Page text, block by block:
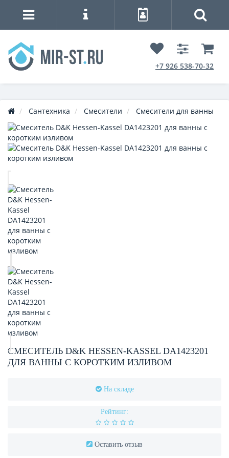
+7 926 538-70-32
Сантехника Смесители Смесители для ванны
СМЕСИТЕЛЬ D&K HESSEN-KASSEL DA1423201
ДЛЯ ВАННЫ С КОРОТКИМ ИЗЛИВОМ
На складе
Рейтинг:
Оставить отзыв